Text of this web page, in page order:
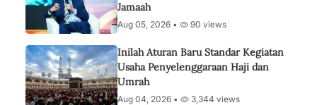
Jamaah
Aug 05, 2026 • 90 views
Inilah Aturan Baru Standar Kegiatan
Usaha Penyelenggaraan Haji dan
Umrah
Aug 04, 2026 • 3,344 views